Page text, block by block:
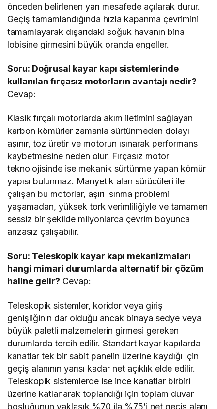
önceden belirlenen yarı mesafede açılarak durur.
Geçiş tamamlandığında hızla kapanma çevrimini
tamamlayarak dışarıdaki soğuk havanın bina
lobisine girmesini büyük oranda engeller.
Soru: Doğrusal kayar kapı sistemlerinde
kullanılan fırçasız motorların avantajı nedir?
Cevap:
Klasik fırçalı motorlarda akım iletimini sağlayan
karbon kömürler zamanla sürtünmeden dolayı
aşınır, toz üretir ve motorun ısınarak performans
kaybetmesine neden olur. Fırçasız motor
teknolojisinde ise mekanik sürtünme yapan kömür
yapısı bulunmaz. Manyetik alan sürücüleri ile
çalışan bu motorlar, aşırı ısınma problemi
yaşamadan, yüksek tork verimliliğiyle ve tamamen
sessiz bir şekilde milyonlarca çevrim boyunca
arızasız çalışabilir.
Soru: Teleskopik kayar kapı mekanizmaları
hangi mimari durumlarda alternatif bir çözüm
haline gelir? Cevap:
Teleskopik sistemler, koridor veya giriş
genişliğinin dar olduğu ancak binaya sedye veya
büyük paletli malzemelerin girmesi gereken
durumlarda tercih edilir. Standart kayar kapılarda
kanatlar tek bir sabit panelin üzerine kaydığı için
geçiş alanının yarısı kadar net açıklık elde edilir.
Teleskopik sistemlerde ise ince kanatlar birbiri
üzerine katlanarak toplandığı için toplam duvar
boşluğunun yaklaşık %70 ila %75’i net geçiş alanı